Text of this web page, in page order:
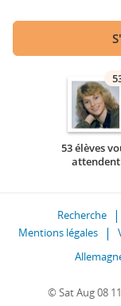
53 élèves
attendent
Recherche
Mentions légales
© Sat Aug 08